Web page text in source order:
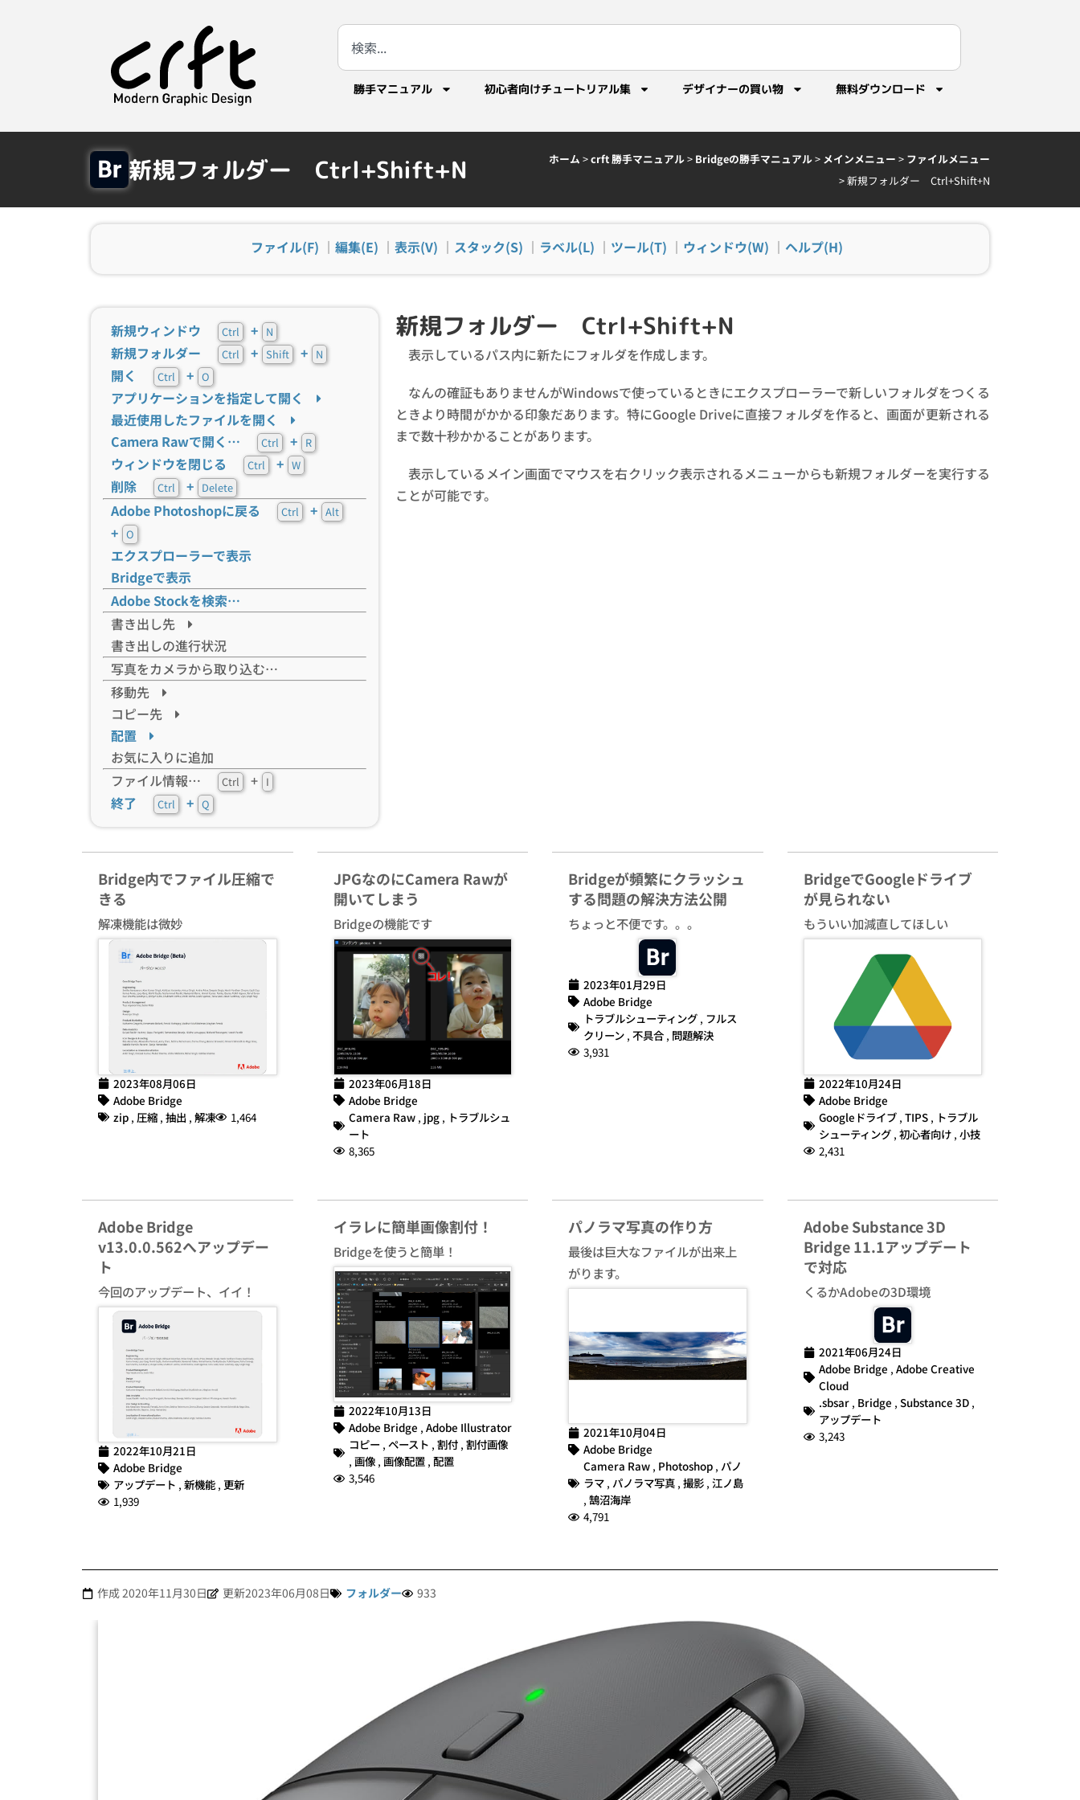
勝手マニュアル 初心者向けチュートリアル集 デザイナーの買い物 無料ダウンロード
新規フォルダー Ctrl+Shift+N ホーム >crft 勝手マニュアル> Bridgeの勝手マニュアル> メインメニュー > ファイルメニュー
>新規フォルダー Ctrl+Shift+N
ファイル(F) ｜ 編集(E) ｜ 表示(V) ｜ スタック(S) ｜ ラベル(L) ｜ ツール(T) ｜ ウィンドウ(W) ｜ ヘルプ(H)
新規ウィンドウ Ctrl + N
新規フォルダー Ctrl + Shift + N
開く Ctrl + O
アプリケーションを指定して開く
最近使用したファイルを開く
Camera Rawで開く…
Ctrl + R
ウィンドウを閉じる Ctrl + W
削除 Ctrl + Delete
Adobe Photoshopに戻る Ctrl + Alt
+ O
エクスプローラーで表示
Bridgeで表示
Adobe Stockを検索…
書き出し先
書き出しの進行状況
写真をカメラから取り込む…
移動先
コピー先
配置
お気に入りに追加
ファイル情報…
Ctrl + I
終了 Ctrl + Q
新規フォルダー Ctrl+Shift+N
表示しているパス内に新たにフォルダを作成します。
なんの確証もありませんがWindowsで使っているときにエクスプローラーで新しいフォルダをつくる
ときより時間がかかる印象だあります。特にGoogle Driveに直接フォルダを作ると、画面が更新される
まで数十秒かかることがあります。
表示しているメイン画面でマウスを右クリック表示されるメニューからも新規フォルダーを実行する
ことが可能です。
Bridge内でファイル圧縮で
きる
解凍機能は微妙
2023年08月06日
Adobe Bridge
zip , 圧縮 , 抽出 , 解凍 1,464
JPGなのにCamera Rawが
開いてしまう
Bridgeの機能です
2023年06月18日
Adobe Bridge
Camera Raw, jpg, トラブルシュ
ート
8,365
Bridgeが頻繁にクラッシュ
する問題の解決方法公開
ちょっと不便です。。。
2023年01月29日
Adobe Bridge
トラブルシューティング , フルス
クリーン , 不具合 , 問題解決
3,931
BridgeでGoogleドライブ
が見られない
もういい加減直してほしい
2022年10月24日
Adobe Bridge
Googleドライブ, TIPS, トラブル
シューティング, 初心者向け, 小技
2,431
Adobe Bridge
v13.0.0.562へアップデー
ト
今回のアップデート、イイ！
2022年10月21日
Adobe Bridge
アップデート , 新機能 , 更新
1,939
イラレに簡単画像割付！
Bridgeを使うと簡単！
2022年10月13日
Adobe Bridge , Adobe Illustrator
コピー, ペースト , 割付, 割付画像
, 画像, 画像配置, 配置
3,546
パノラマ写真の作り方
最後は巨大なファイルが出来上
がります。
2021年10月04日
Adobe Bridge
Camera Raw , Photoshop , パノ
ラマ , パノラマ写真 , 撮影 , 江ノ島
, 鵠沼海岸
4,791
Adobe Substance 3D
Bridge 11.1アップデート
で対応
くるかAdobeの3D環境
2021年06月24日
Adobe Bridge , Adobe Creative
Cloud
.sbsar, Bridge , Substance 3D,
アップデート
3,243
作成2020年11月30日 更新2023年06月08日 フォルダー 933